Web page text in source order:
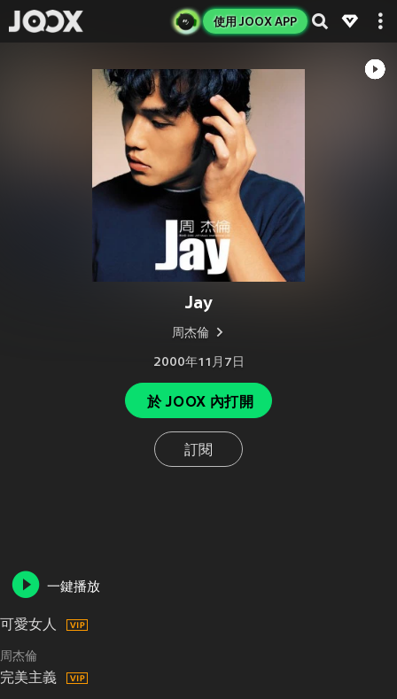
使用 JOOX APP
Jay
周杰倫
2000年11月7日
於 JOOX 內打開
訂閱
一鍵播放
可愛女人
周杰倫
完美主義